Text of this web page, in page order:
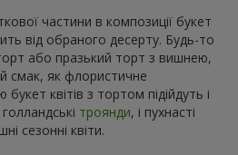
частини в композиції букет
від обраного десерту. Будь-то
або празький торт з вишнею,
смак, як флористичне
квітів з тортом підійдуть і
троянди, і пухнасті
сезонні квіти.